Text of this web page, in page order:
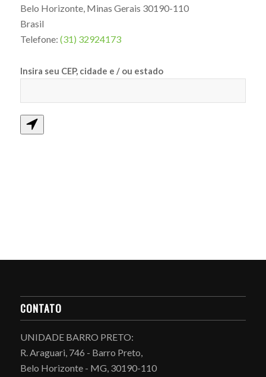
Belo Horizonte, Minas Gerais 30190-110
Brasil
Telefone: (31) 32924173
Insira seu CEP, cidade e / ou estado
CONTATO
UNIDADE BARRO PRETO:
R. Araguari, 746 - Barro Preto,
Belo Horizonte - MG, 30190-110